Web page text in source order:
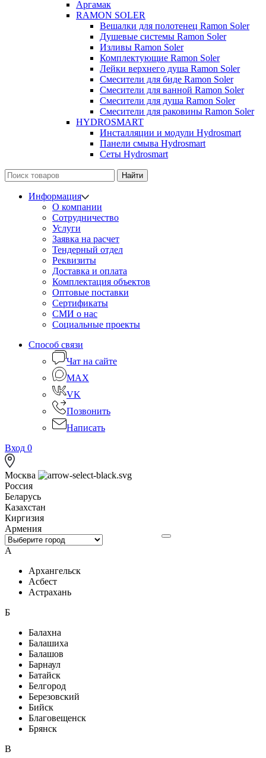
Аргамак
RAMON SOLER
Вешалки для полотенец Ramon Soler
Душевые системы Ramon Soler
Изливы Ramon Soler
Комплектующие Ramon Soler
Лейки верхнего душа Ramon Soler
Смесители для биде Ramon Soler
Смесители для ванной Ramon Soler
Смесители для душа Ramon Soler
Смесители для раковины Ramon Soler
HYDROSMART
Инсталляции и модули Hydrosmart
Панели смыва Hydrosmart
Сеты Hydrosmart
Найти
Информация
О компании
Сотрудничество
Услуги
Заявка на расчет
Тендерный отдел
Реквизиты
Доставка и оплата
Комплектация объектов
Оптовые поставки
Сертификаты
СМИ о нас
Социальные проекты
Способ связи
Чат на сайте
MAX
VK
Позвонить
Написать
Вход 0
Москва
Россия
Беларусь
Казахстан
Киргизия
Армения
А
Архангельск
Асбест
Астрахань
Б
Балахна
Балашиха
Балашов
Барнаул
Батайск
Белгород
Березовский
Бийск
Благовещенск
Брянск
В